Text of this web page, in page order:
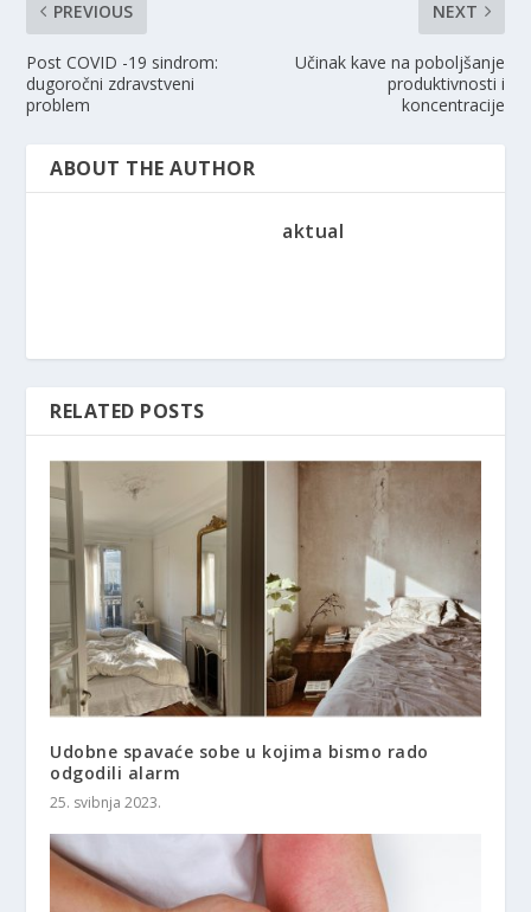
PREVIOUS
Post COVID -19 sindrom:
dugoročni zdravstveni
problem
NEXT
Učinak kave na poboljšanje
produktivnosti i
koncentracije
ABOUT THE AUTHOR
aktual
RELATED POSTS
Udobne spavaće sobe u kojima bismo rado
odgodili alarm
25. svibnja 2023.